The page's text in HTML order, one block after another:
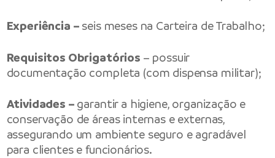
Experiência – seis meses na Carteira de Trabalho;
Requisitos Obrigatórios – possuir
documentação completa (com dispensa militar);
Atividades – garantir a higiene, organização e
conservação de áreas internas e externas,
assegurando um ambiente seguro e agradável
para clientes e funcionários.